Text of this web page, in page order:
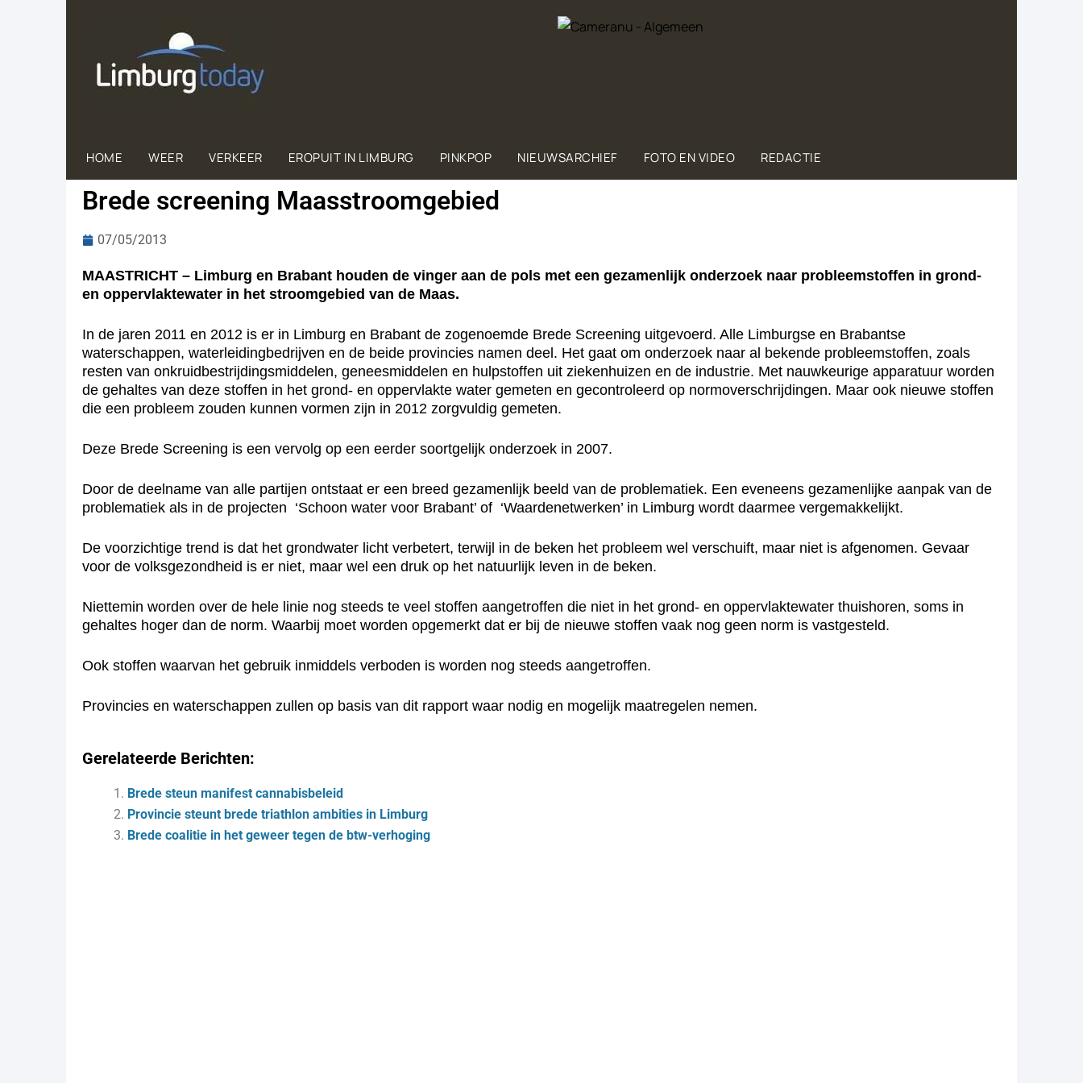
HOME WEER VERKEER EROPUIT IN LIMBURG PINKPOP NIEUWSARCHIEF FOTO EN VIDEO REDACTIE
Brede screening Maasstroomgebied
07/05/2013
MAASTRICHT – Limburg en Brabant houden de vinger aan de pols met een gezamenlijk onderzoek naar probleemstoffen in grond-
en oppervlaktewater in het stroomgebied van de Maas.
In de jaren 2011 en 2012 is er in Limburg en Brabant de zogenoemde Brede Screening uitgevoerd. Alle Limburgse en Brabantse
waterschappen, waterleidingbedrijven en de beide provincies namen deel. Het gaat om onderzoek naar al bekende probleemstoffen, zoals
resten van onkruidbestrijdingsmiddelen, geneesmiddelen en hulpstoffen uit ziekenhuizen en de industrie. Met nauwkeurige apparatuur worden
de gehaltes van deze stoffen in het grond- en oppervlakte water gemeten en gecontroleerd op normoverschrijdingen. Maar ook nieuwe stoffen
die een probleem zouden kunnen vormen zijn in 2012 zorgvuldig gemeten.
Deze Brede Screening is een vervolg op een eerder soortgelijk onderzoek in 2007.
Door de deelname van alle partijen ontstaat er een breed gezamenlijk beeld van de problematiek. Een eveneens gezamenlijke aanpak van de
problematiek als in de projecten ‘Schoon water voor Brabant’ of ‘Waardenetwerken’ in Limburg wordt daarmee vergemakkelijkt.
De voorzichtige trend is dat het grondwater licht verbetert, terwijl in de beken het probleem wel verschuift, maar niet is afgenomen. Gevaar
voor de volksgezondheid is er niet, maar wel een druk op het natuurlijk leven in de beken.
Niettemin worden over de hele linie nog steeds te veel stoffen aangetroffen die niet in het grond- en oppervlaktewater thuishoren, soms in
gehaltes hoger dan de norm. Waarbij moet worden opgemerkt dat er bij de nieuwe stoffen vaak nog geen norm is vastgesteld.
Ook stoffen waarvan het gebruik inmiddels verboden is worden nog steeds aangetroffen.
Provincies en waterschappen zullen op basis van dit rapport waar nodig en mogelijk maatregelen nemen.
Gerelateerde Berichten:
Brede steun manifest cannabisbeleid
Provincie steunt brede triathlon ambities in Limburg
Brede coalitie in het geweer tegen de btw-verhoging